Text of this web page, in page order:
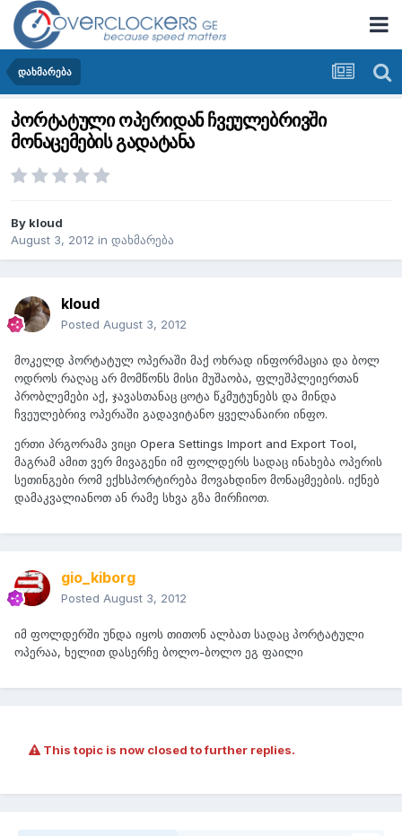
დახმარება
პორტატული ოპერიდან ჩვეულებრივში
მონაცემების გადატანა
By kloud
August 3, 2012 in დახმარება
kloud
Posted August 3, 2012
მოკელდ პორტატულ ოპერაში მაქ ოხრად ინფორმაცია და ბოლ
ოდროს რაღაც არ მომწონს მისი მუშაობა, ფლეშპლეიერთან
პრობლემები აქ, ჯავასთანაც ცოტა წკმუტუნებს და მინდა
ჩვეულებრივ ოპერაში გადავიტანო ყველანაირი ინფო.
ერთი პრგორამა ვიცი Opera Settings Import and Export Tool,
მაგრამ ამით ვერ მივაგენი იმ ფოლდერს სადაც ინახება ოპერის
სეთინგები რომ ექხსპორტირება მოვახდინო მონაცმეების. იქნებ
დამაკვალიანოთ ან რამე სხვა გზა მირჩიოთ.
gio_kiborg
Posted August 3, 2012
იმ ფოლდერში უნდა იყოს თითონ ალბათ სადაც პორტატული
ოპერაა, ხელით დასერჩე ბოლო-ბოლო ეგ ფაილი
This topic is now closed to further replies.